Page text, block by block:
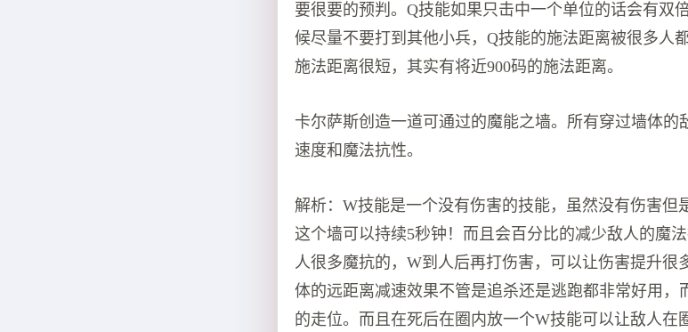
要很要的预判。Q技能如果只击中一个单位的话会有双
候尽量不要打到其他小兵，Q技能的施法距离被很多人
施法距离很短，其实有将近900码的施法距离。
卡尔萨斯创造一道可通过的魔能之墙。所有穿过墙体的
速度和魔法抗性。
解析：W技能是一个没有伤害的技能，虽然没有伤害但
这个墙可以持续5秒钟！而且会百分比的减少敌人的魔
人很多魔抗的，W到人后再打伤害，可以让伤害提升很
体的远距离减速效果不管是追杀还是逃跑都非常好用，
的走位。而且在死后在圈内放一个W技能可以让敌人在